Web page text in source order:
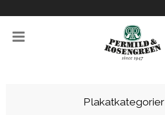
Plakatkategorier